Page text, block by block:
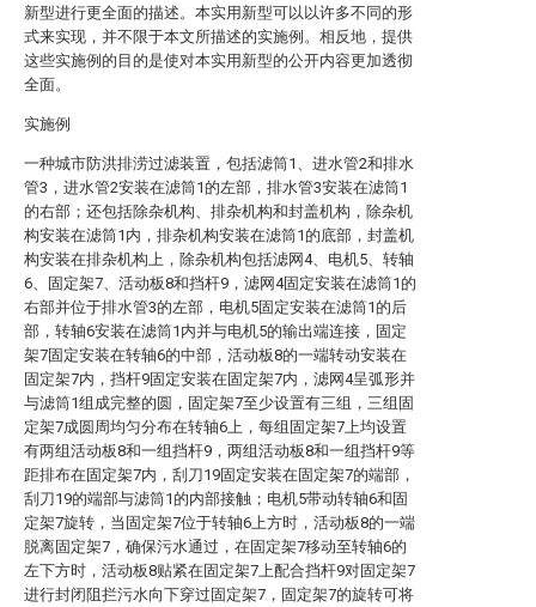
新型进行更全面的描述。本实用新型可以以许多不同的形
式来实现，并不限于本文所描述的实施例。相反地，提供
这些实施例的目的是使对本实用新型的公开内容更加透彻
全面。
实施例
一种城市防洪排涝过滤装置，包括滤筒1、进水管2和排水
管3，进水管2安装在滤筒1的左部，排水管3安装在滤筒1
的右部；还包括除杂机构、排杂机构和封盖机构，除杂机
构安装在滤筒1内，排杂机构安装在滤筒1的底部，封盖机
构安装在排杂机构上，除杂机构包括滤网4、电机5、转轴
6、固定架7、活动板8和挡杆9，滤网4固定安装在滤筒1的
右部并位于排水管3的左部，电机5固定安装在滤筒1的后
部，转轴6安装在滤筒1内并与电机5的输出端连接，固定
架7固定安装在转轴6的中部，活动板8的一端转动安装在
固定架7内，挡杆9固定安装在固定架7内，滤网4呈弧形并
与滤筒1组成完整的圆，固定架7至少设置有三组，三组固
定架7成圆周均匀分布在转轴6上，每组固定架7上均设置
有两组活动板8和一组挡杆9，两组活动板8和一组挡杆9等
距排布在固定架7内，刮刀19固定安装在固定架7的端部，
刮刀19的端部与滤筒1的内部接触；电机5带动转轴6和固
定架7旋转，当固定架7位于转轴6上方时，活动板8的一端
脱离固定架7，确保污水通过，在固定架7移动至转轴6的
左下方时，活动板8贴紧在固定架7上配合挡杆9对固定架7
进行封闭阻拦污水向下穿过固定架7，固定架7的旋转可将